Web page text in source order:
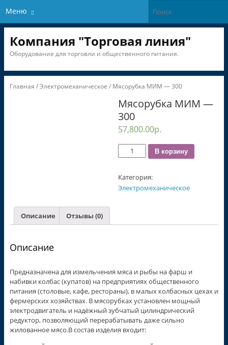
Меню
Компания "Торговая линия"
Оборудование для торговли и общественного питания.
Главная /Электромеханическое / Мясорубка МИМ — 300
Мясорубка МИМ —
300
57,800.00р.
Количество В корзину
Категория:
Электромеханическое
Описание Отзывы (0)
Описание
Предназначена для измельчения мяса и рыбы на фарш и
набивки колбас (купатов) на предприятиях общественного
питания (столовые, кафе, рестораны), в малых колбасных цехах и
фермерских хозяйствах. В мясорубках установлен мощный
электродвигатель и надёжный зубчатый цилиндрический
редуктор, позволяющий перерабатывать даже сильно
жилованное мясо.В состав изделия входит: